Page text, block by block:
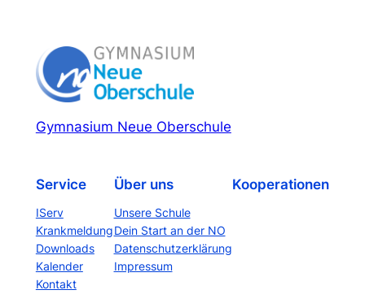
Gymnasium Neue Oberschule
Service
IServ
Krankmeldung
Downloads
Kalender
Kontakt
Über uns
Unsere Schule
Dein Start an der NO
Datenschutzerklärung
Impressum
Kooperationen